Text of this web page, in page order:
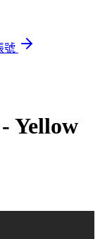
號
Yellow